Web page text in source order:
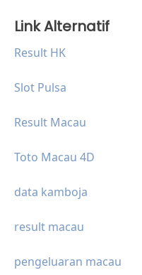
Link Alternatif
Result HK
Slot Pulsa
Result Macau
Toto Macau 4D
data kamboja
result macau
pengeluaran macau